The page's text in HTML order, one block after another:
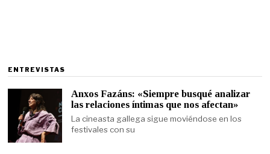
ENTREVISTAS
Anxos Fazáns: «Siempre busqué analizar
las relaciones íntimas que nos afectan»
La cineasta gallega sigue moviéndose en los
festivales con su